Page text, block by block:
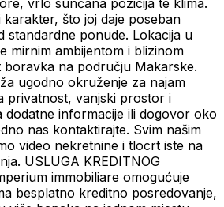
vrlo sunčana pozicija te klima.
karakter, što joj daje poseban
standardne ponude. Lokacija u
mirnim ambijentom i blizinom
na području Makarske.
ugodno okruženje za najam
privatnost, vanjski prostor i
dodatne informacije ili dogovor oko
nas kontaktirajte. Svim našim
video nekretnine i tlocrt iste na
USLUGA KREDITNOG
immobiliare omogućuje
besplatno kreditno posredovanje,